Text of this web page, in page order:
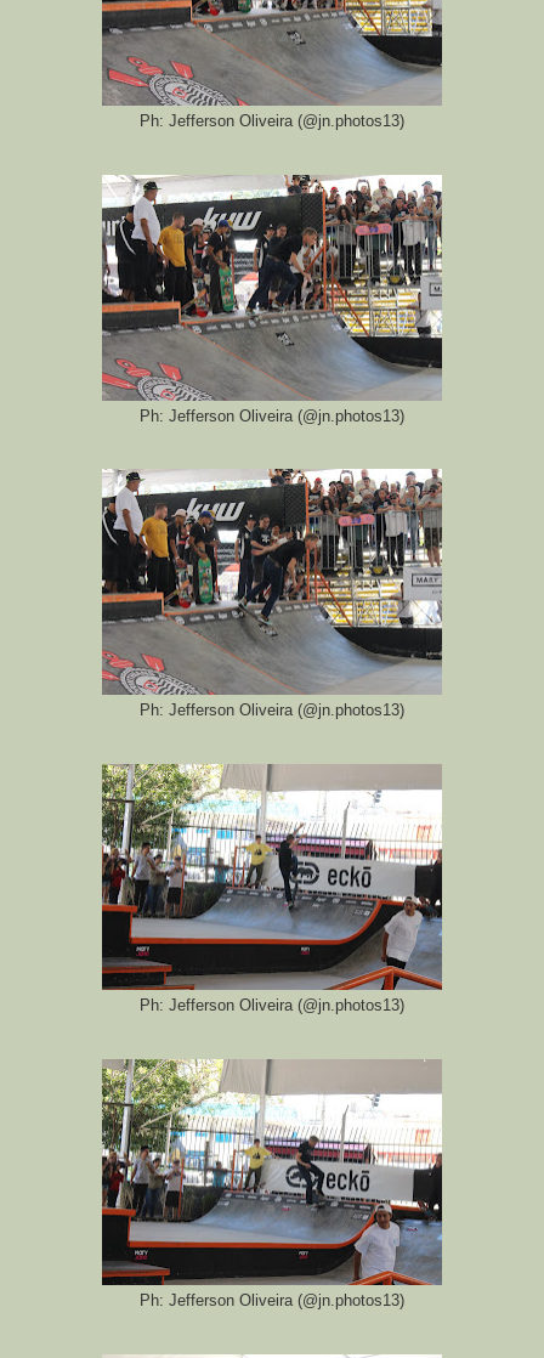
Ph: Jefferson Oliveira (@jn.photos13)
Ph: Jefferson Oliveira (@jn.photos13)
Ph: Jefferson Oliveira (@jn.photos13)
Ph: Jefferson Oliveira (@jn.photos13)
Ph: Jefferson Oliveira (@jn.photos13)